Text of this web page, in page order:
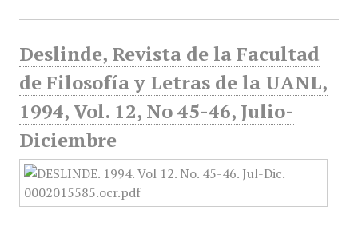
Deslinde, Revista de la Facultad
de Filosofía y Letras de la UANL,
1994, Vol. 12, No 45-46, Julio-
Diciembre